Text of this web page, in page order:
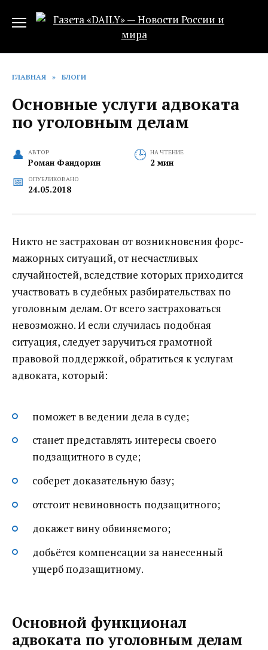
ГЛАВНАЯ » БЛОГИ
Основные услуги адвоката
по уголовным делам
АВТОР
Роман Фандорин
НА ЧТЕНИЕ
2 мин
ОПУБЛИКОВАНО
24.05.2018
Никто не застрахован от возникновения форс-
мажорных ситуаций, от несчастливых
случайностей, вследствие которых приходится
участвовать в судебных разбирательствах по
уголовным делам. От всего застраховаться
невозможно. И если случилась подобная
ситуация, следует заручиться грамотной
правовой поддержкой, обратиться к услугам
адвоката, который:
поможет в ведении дела в суде;
станет представлять интересы своего
подзащитного в суде;
соберет доказательную базу;
отстоит невиновность подзащитного;
докажет вину обвиняемого;
добьётся компенсации за нанесенный
ущерб подзащитному.
Основной функционал
адвоката по уголовным делам